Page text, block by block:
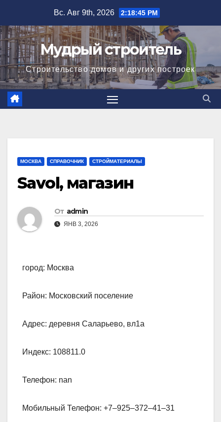
содержимому
Вс. Авг 9th, 2026 2:18:46 PM
Мудрый строитель
Строительство домов и других построек
МОСКВА СПРАВОЧНИК СТРОЙМАТЕРИАЛЫ
Savol, магазин
От admin
ЯНВ 3, 2026
город: Москва
Район: Московский поселение
Адрес: деревня Саларьево, вл1а
Индекс: 108811.0
Телефон: nan
Мобильный Телефон: +7‒925‒372‒41‒31